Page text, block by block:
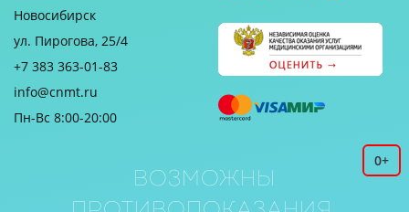
Новосибирск
ул. Пирогова, 25/4
+7 383 363-01-83
info@cnmt.ru
Пн-Вс 8:00-20:00
0+
Возможны